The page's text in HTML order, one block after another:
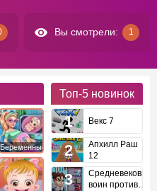
Вы смотрели: 1
Беременные
Топ-5 новинок
Векс 7
Апхилл Раш
12
Средневековый
воин против